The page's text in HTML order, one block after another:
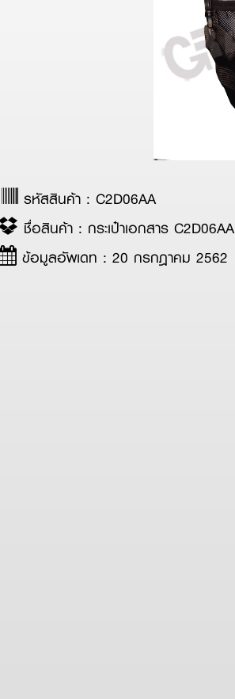
รหัสสินค้า : C2D06AA
ชื่อสินค้า : กระเป๋าเอกสาร C2D06AA
ข้อมูลอัพเดท : 20 กรกฎาคม 2562